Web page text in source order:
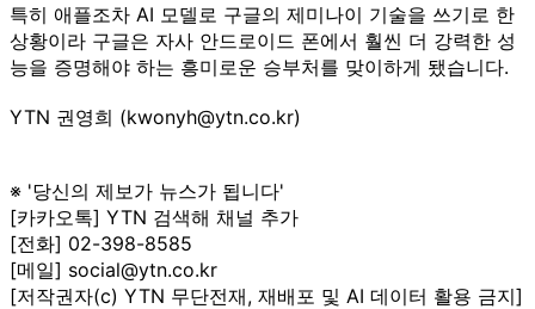
특히 애플조차 AI 모델로 구글의 제미나이 기술을 쓰기로 한
상황이라 구글은 자사 안드로이드 폰에서 훨씬 더 강력한 성
능을 증명해야 하는 흥미로운 승부처를 맞이하게 됐습니다.
YTN 권영희 (kwonyh@ytn.co.kr)
※ '당신의 제보가 뉴스가 됩니다'
[카카오톡] YTN 검색해 채널 추가
[전화] 02-398-8585
[메일] social@ytn.co.kr
[저작권자(c) YTN 무단전재, 재배포 및 AI 데이터 활용 금지]